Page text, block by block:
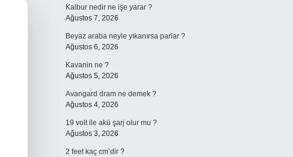
Kalbur nedir ne işe yarar ?
Ağustos 7, 2026
Beyaz araba neyle yıkanırsa parlar ?
Ağustos 6, 2026
Kavanin ne ?
Ağustos 5, 2026
Avangard dram ne demek ?
Ağustos 4, 2026
19 volt ile akü şarj olur mu ?
Ağustos 3, 2026
2 feet kaç cm’dir ?